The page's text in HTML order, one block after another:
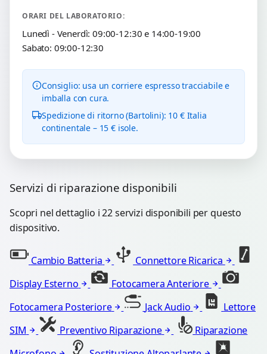
ORARI DEL LABORATORIO:
Lunedì - Venerdì: 09:00-12:30 e 14:00-19:00
Sabato: 09:00-12:30
Consiglio: usa un corriere espresso tracciabile e
imballa con cura.
Spedizione di ritorno (Bartolini): 10 € Italia
continentale – 15 € isole.
Servizi di riparazione disponibili
Scopri nel dettaglio i 22 servizi disponibili per questo
dispositivo.
Cambio Batteria
Connettore Ricarica
Display Esterno
Fotocamera Anteriore
Fotocamera Posteriore
Jack Audio
Lettore
SIM
Preventivo Riparazione
Riparazione